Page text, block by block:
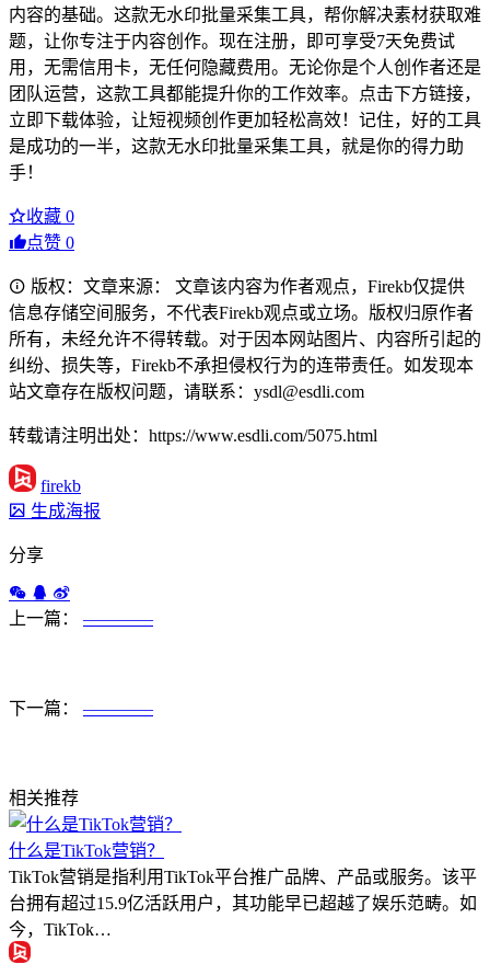
内容的基础。这款无水印批量采集工具，帮你解决素材获取难
题，让你专注于内容创作。现在注册，即可享受7天免费试
用，无需信用卡，无任何隐藏费用。无论你是个人创作者还是
团队运营，这款工具都能提升你的工作效率。点击下方链接，
立即下载体验，让短视频创作更加轻松高效！记住，好的工具
是成功的一半，这款无水印批量采集工具，就是你的得力助
手！
收藏 0
点赞 0
版权：文章来源： 文章该内容为作者观点，Firekb仅提供
信息存储空间服务，不代表Firekb观点或立场。版权归原作者
所有，未经允许不得转载。对于因本网站图片、内容所引起的
纠纷、损失等，Firekb不承担侵权行为的连带责任。如发现本
站文章存在版权问题，请联系：ysdl@esdli.com
转载请注明出处：https://www.esdli.com/5075.html
firekb
生成海报
分享
上一篇： ————
下一篇： ————
相关推荐
什么是TikTok营销？
TikTok营销是指利用TikTok平台推广品牌、产品或服务。该平
台拥有超过15.9亿活跃用户，其功能早已超越了娱乐范畴。如
今，TikTok…